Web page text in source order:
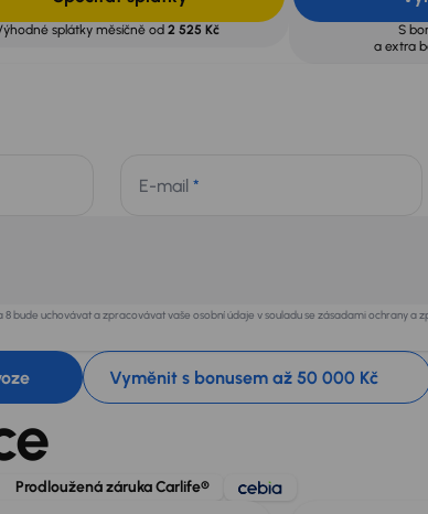
splátky měsíčně od 2 525 Kč S
a extra
E-mail *
8 bude uchovávat a zpracovávat vaše osobní údaje v souladu se zásadami ochrany a
Vyměnit s bonusem až 50 000 Kč
Prodloužená záruka Carlife®